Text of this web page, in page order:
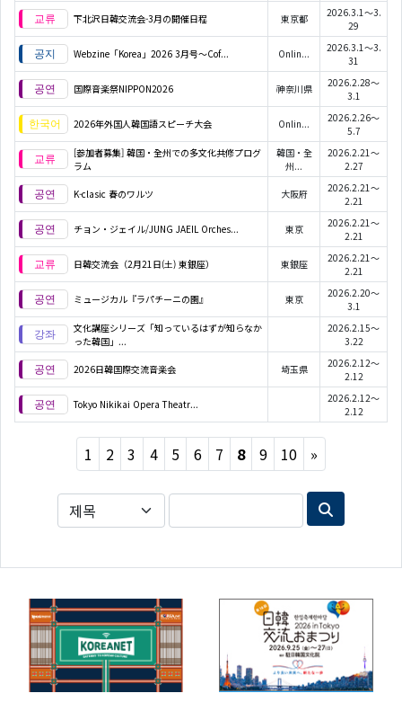
下北沢日韓交流会-3月の開催日程 東京都
2026.3.1～3.
29
Webzine「Korea」2026 3月号～Cof... Onlin...
2026.3.1～3.
31
国際音楽祭NIPPON2026 神奈川県
2026.2.28～
3.1
2026年外国人韓国語スピーチ大会 Onlin...
2026.2.26～
5.7
[参加者募集] 韓国・全州での多文化共修プログ
ラム
韓国・全
州...
2026.2.21～
2.27
K-clasic 春のワルツ 大阪府
2026.2.21～
2.21
チョン・ジェイル/JUNG JAEIL Orches... 東京
2026.2.21～
2.21
日韓交流会（2月21日(土) 東銀座） 東銀座
2026.2.21～
2.21
ミュージカル『ラパチーニの園』 東京
2026.2.20～
3.1
文化講座シリーズ「知っているはずが知らなか
った韓国」...
2026.2.15～
3.22
2026日韓国際交流音楽会 埼玉県
2026.2.12～
2.12
Tokyo Nikikai Opera Theatr...
2026.2.12～
2.12
1 2 3 4 5 6 7 8 9 10 »